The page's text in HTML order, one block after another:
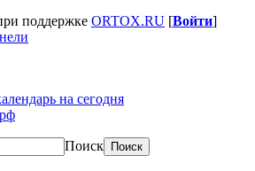
поддержке ORTOX.RU [Войти]
на сегодня
Поиск